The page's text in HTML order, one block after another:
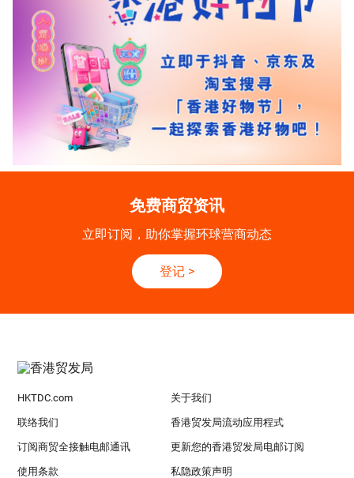
免费商贸资讯
立即订阅，助你掌握环球营商动态
登记 >
HKTDC.com 关于我们
联络我们 香港贸发局流动应用程式
订阅商贸全接触电邮通讯 更新您的香港贸发局电邮订阅
使用条款 私隐政策声明